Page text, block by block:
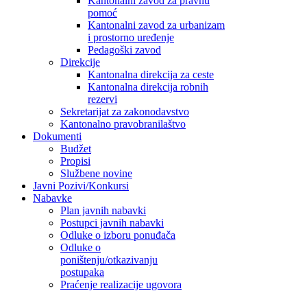
pomoć
Kantonalni zavod za urbanizam
i prostorno uređenje
Pedagoški zavod
Direkcije
Kantonalna direkcija za ceste
Kantonalna direkcija robnih
rezervi
Sekretarijat za zakonodavstvo
Kantonalno pravobranilaštvo
Dokumenti
Budžet
Propisi
Službene novine
Javni Pozivi/Konkursi
Nabavke
Plan javnih nabavki
Postupci javnih nabavki
Odluke o izboru ponuđača
Odluke o
poništenju/otkazivanju
postupaka
Praćenje realizacije ugovora